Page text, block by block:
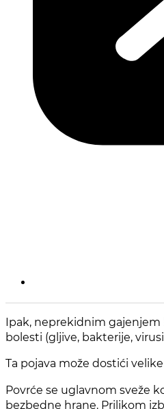
Ipak, neprekidnim gajenjem
bolesti (gljive, bakterije,
Ta pojava može dostići
Povrće se uglavnom sveže
bezbedne hrane. Prilikom